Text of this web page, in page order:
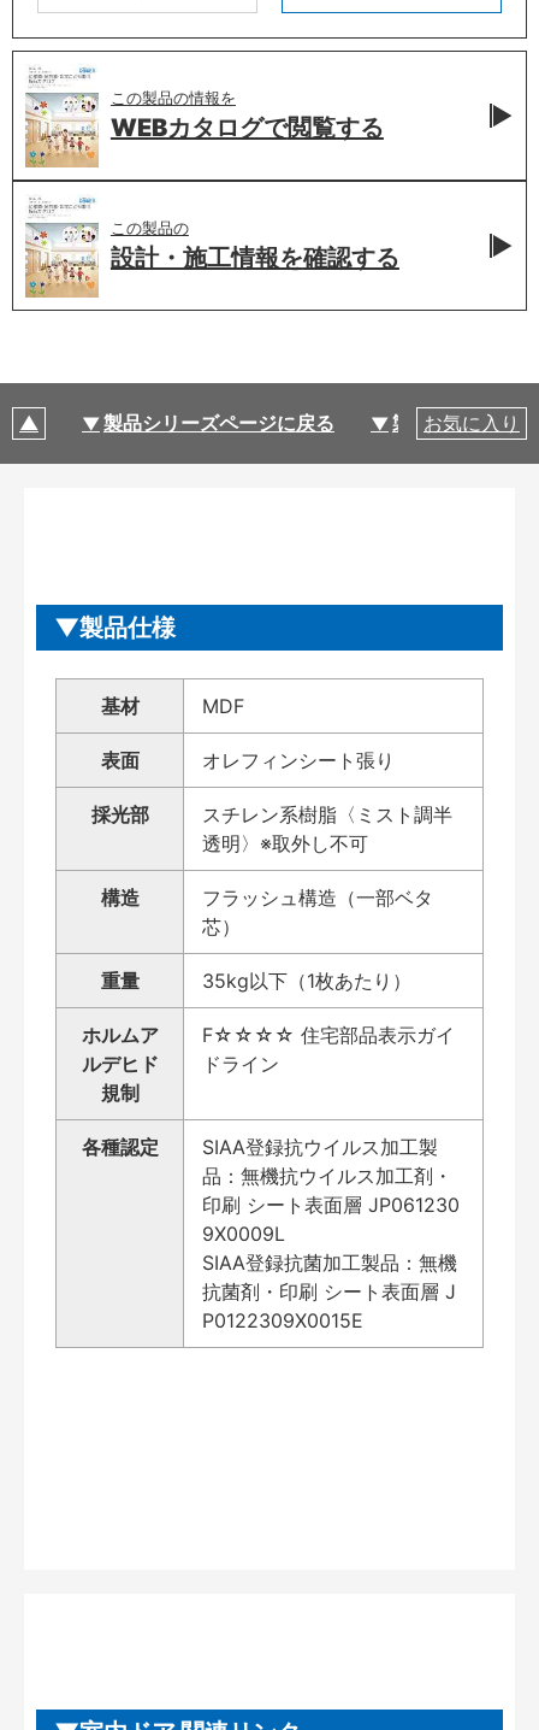
この製品の情報を
WEBカタログで閲覧する
この製品の
設計・施工情報を確認する
製品シリーズページに戻る 製品仕様
お気に入り
製品仕様
基材 MDF
表面 オレフィンシート張り
採光部
スチレン系樹脂〈ミスト調半
透明〉※取外し不可
構造
フラッシュ構造（一部ベタ
芯）
重量 35kg以下（1枚あたり）
ホルムア
ルデヒド
規制
F☆☆☆☆ 住宅部品表示ガイ
ドライン
各種認定
SIAA登録抗ウイルス加工製
品：無機抗ウイルス加工剤・
印刷 シート表面層 JP061230
9X0009L
SIAA登録抗菌加工製品：無機
抗菌剤・印刷 シート表面層 J
P0122309X0015E